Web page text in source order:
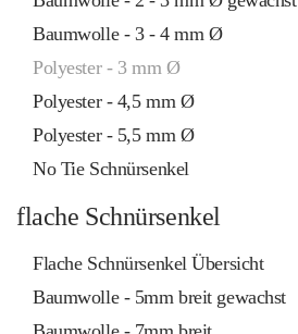
Baumwolle - 3 - 4 mm Ø
Polyester - 3 mm Ø
Polyester - 4,5 mm Ø
Polyester - 5,5 mm Ø
No Tie Schnürsenkel
flache Schnürsenkel
Flache Schnürsenkel Übersicht
Baumwolle - 5mm breit gewachst